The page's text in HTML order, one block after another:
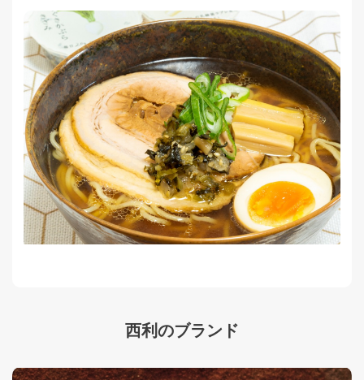
西利のブランド